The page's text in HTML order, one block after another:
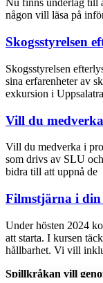
Nu finns underlag till
någon vill läsa på
Skogsstyrelsen
Skogsstyrelsen
sina erfarenheter av
exkursion i
Vill du
Vill du medverka i
som drivs av SLU
bidra till att uppnå de
Filmstjärna i din
Under hösten 2024
att starta. I kursen
hållbarhet. Vi vill
Spillkråkan vill